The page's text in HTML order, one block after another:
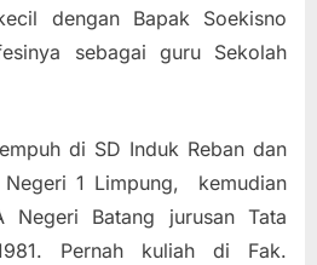
dengan Bapak Soekisno
sebagai guru Sekolah
di SD Induk Reban dan
Negeri 1 Limpung, kemudian
Negeri Batang jurusan Tata
Pernah kuliah di Fak.